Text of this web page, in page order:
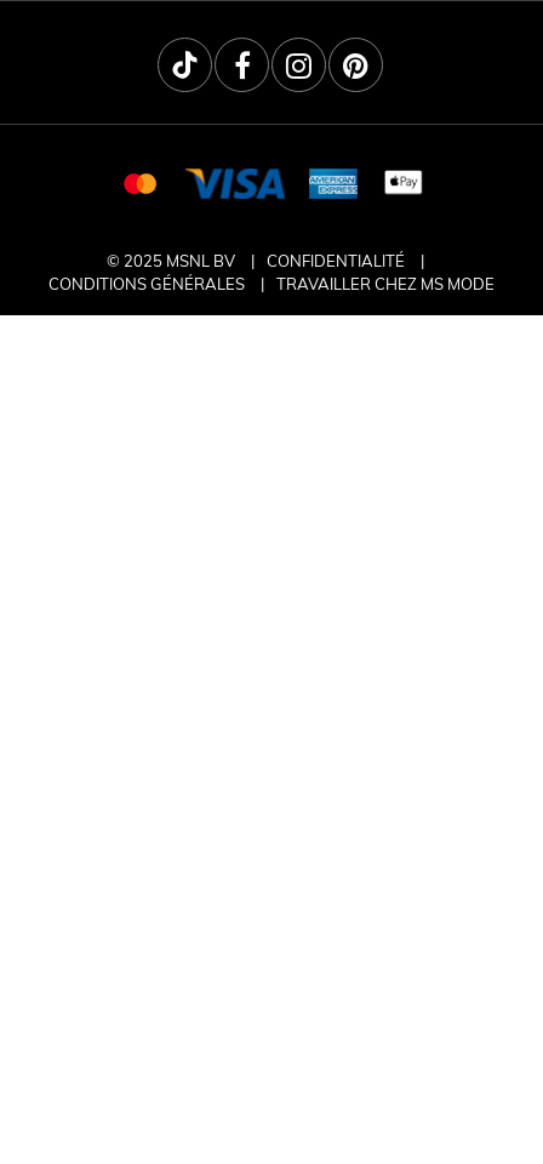
© 2025 MSNL BV
CONFIDENTIALITÉ
CONDITIONS GÉNÉRALES
TRAVAILLER CHEZ MS MODE